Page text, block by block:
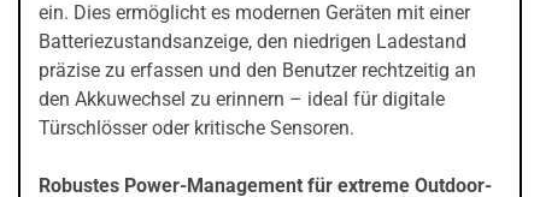
ein. Dies ermöglicht es modernen Geräten mit einer
Batteriezustandsanzeige, den niedrigen Ladestand
präzise zu erfassen und den Benutzer rechtzeitig an
den Akkuwechsel zu erinnern – ideal für digitale
Türschlösser oder kritische Sensoren.
Robustes Power-Management für extreme Outdoor-